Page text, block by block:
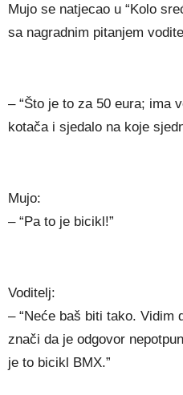
Mujo se natjecao u “Kolo
sa nagradnim pitanjem
– “Što je to za 50 eura; ima
kotača i sjedalo na koje
Mujo:
– “Pa to je bicikl!”
Voditelj:
– “Neće baš biti tako. Vidim
znači da je odgovor
je to bicikl BMX.”